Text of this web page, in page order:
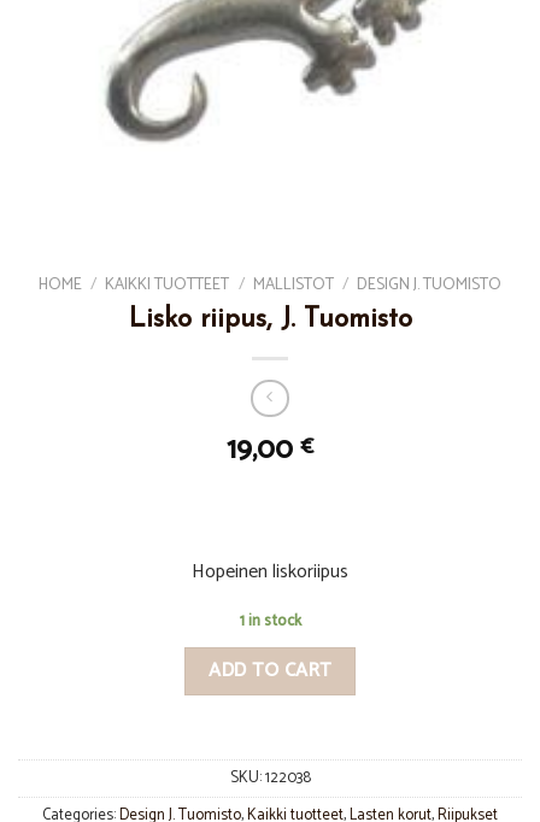
HOME / KAIKKI TUOTTEET / MALLISTOT / DESIGN J. TUOMISTO
Lisko riipus, J. Tuomisto
19,00 €
Hopeinen liskoriipus
1 in stock
ADD TO CART
SKU:122038
Categories:Design J. Tuomisto,Kaikki tuotteet,Lasten korut,Riipukset